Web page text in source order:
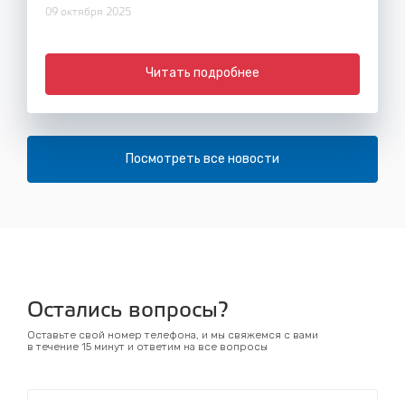
09 октября 2025
Читать подробнее
Посмотреть все новости
Остались вопросы?
Оставьте свой номер телефона, и мы свяжемся с вами
в течение 15 минут и ответим на все вопросы